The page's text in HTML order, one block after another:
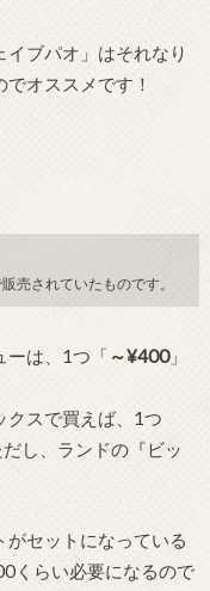
ブパオ」はそれなり
オススメです！
売されていたものです。
ーは、1つ「 ～¥400」
クスで買えば、1つ
し、ランドの『ビッ
がセットになっている
くらい必要になるので